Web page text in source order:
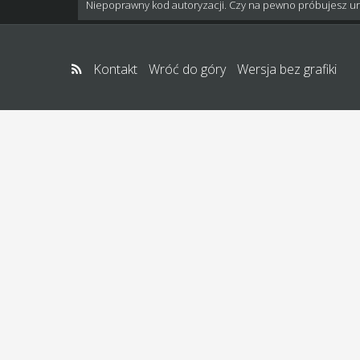
Niepoprawny kod autoryzacji. Czy na pewno próbujesz
Kontakt Wróć do góry Wersja bez grafiki